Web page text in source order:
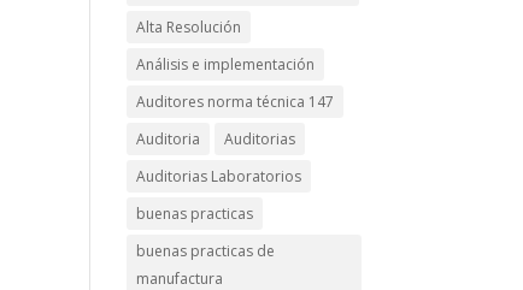
Alta Resolución
Análisis e implementación
Auditores norma técnica 147
Auditoria
Auditorias
Auditorias Laboratorios
buenas practicas
buenas practicas de
manufactura